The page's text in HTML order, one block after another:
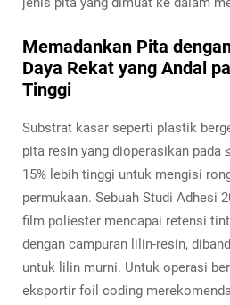
Memadankan Pita
Daya Rekat yang Andal
Tinggi
Substrat kasar seperti plastik
pita resin yang dioperasikan pada
15% lebih tinggi untuk mengisi
permukaan. Sebuah Studi Adhesi
film poliester mencapai retensi
dengan campuran lilin-resin,
untuk lilin murni. Untuk operasi
eksportir foil coding